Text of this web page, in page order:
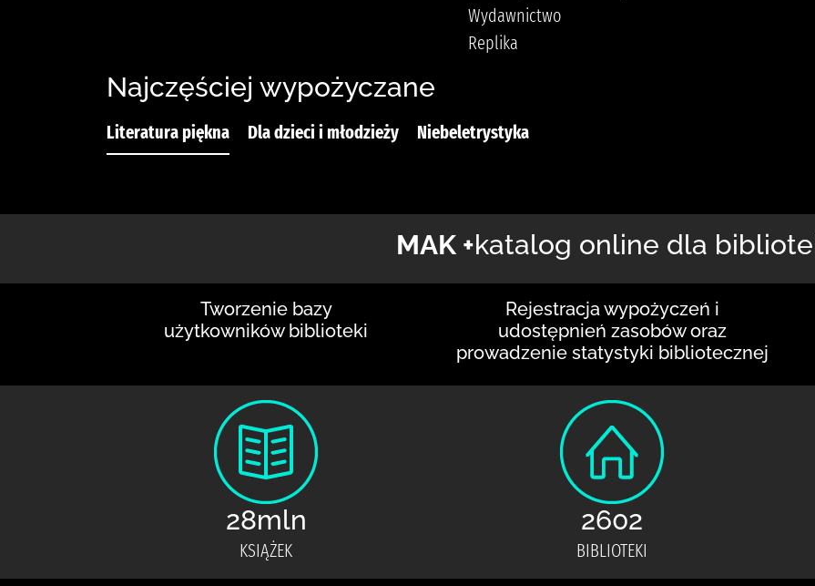
Wydawnictwo
Replika
Najczęściej wypożyczane
Literatura piękna Dla dzieci i młodzieży Niebeletrystyka
MAK +katalog online dla
Tworzenie bazy
użytkowników biblioteki
Rejestracja wypożyczeń i
udostępnień zasobów oraz
prowadzenie statystyki bibliotecznej
28mln
KSIĄŻEK
2602
BIBLIOTEKI